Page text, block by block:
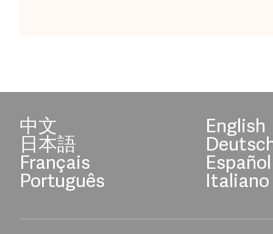
中文 English
日本語
Français Español
Português Italiano